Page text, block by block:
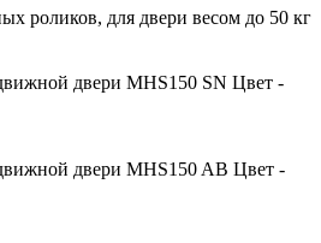
роликов, для двери весом до 50 кг
двери MHS150 SN Цвет -
двери MHS150 AB Цвет -